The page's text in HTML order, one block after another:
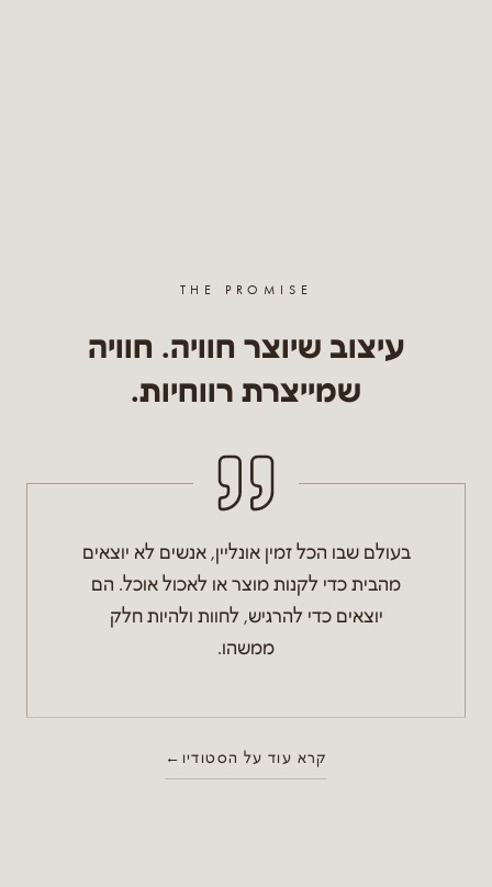
THE PROMISE
עיצוב שיוצר חוויה. חוויה
שמייצרת רווחיות.
בעולם שבו הכל זמין אונליין, אנשים לא יוצאים
מהבית כדי לקנות מוצר או לאכול אוכל. הם
יוצאים כדי להרגיש, לחוות ולהיות חלק
ממשהו.
קרא עוד על הסטודיו ←